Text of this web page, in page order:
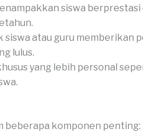
siswa berprestasi
siswa atau guru memberikan
lulus.
yang lebih personal
beberapa komponen penting: